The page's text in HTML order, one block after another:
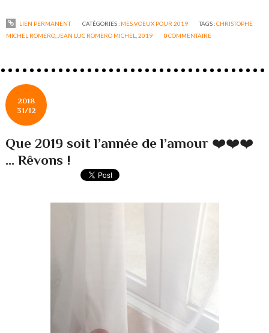
LIEN PERMANENT CATÉGORIES : MES VOEUX POUR 2019 TAGS :CHRISTOPHE
MICHEL ROMERO JEAN LUC ROMERO MICHEL ,2019 0COMMENTAIRE
2018
31/12
Que 2019 soit l’année de l’amour ❤️❤️❤️
... Rêvons !